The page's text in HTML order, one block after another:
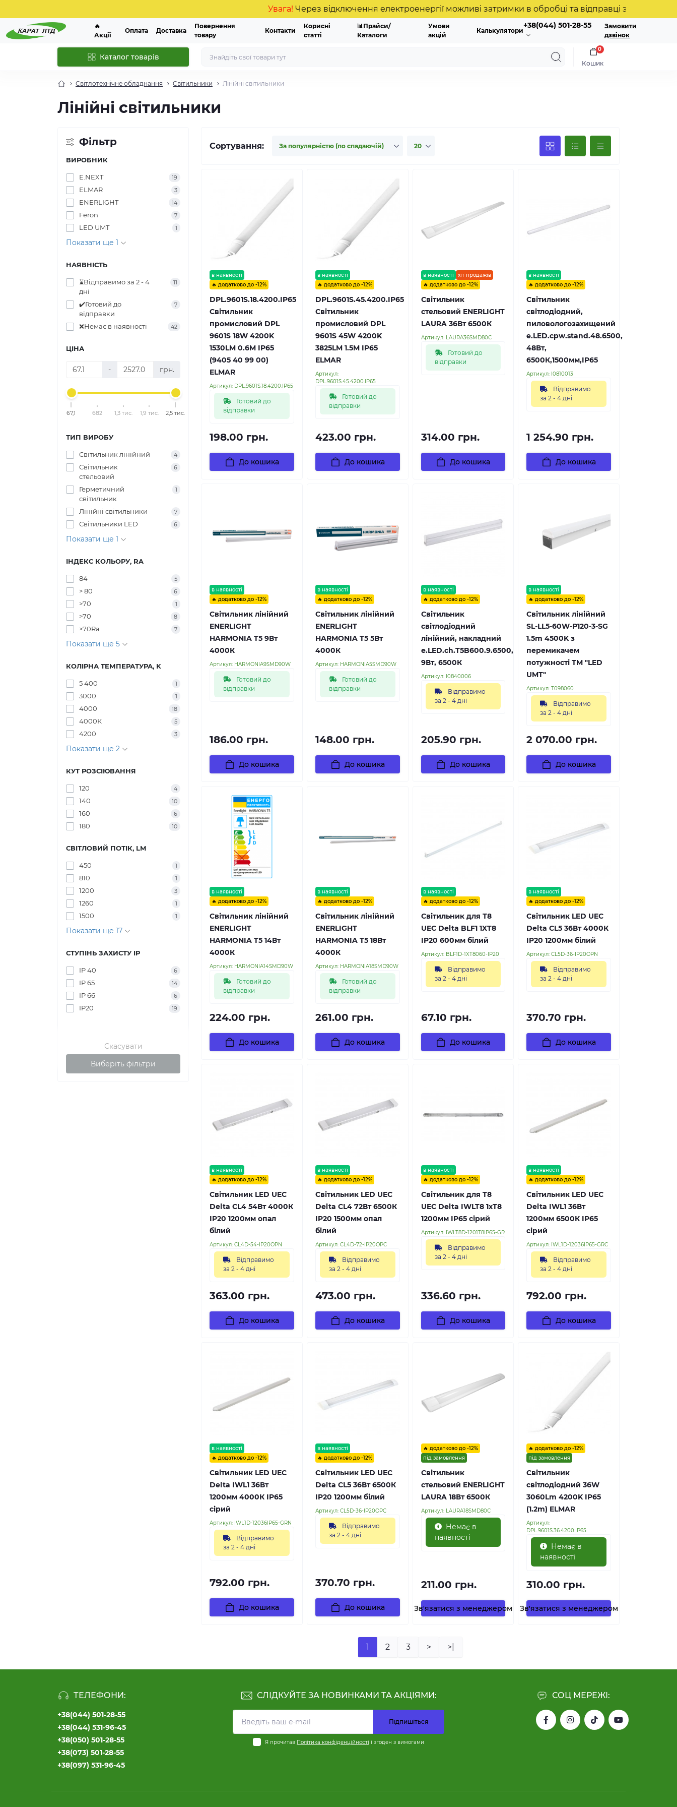
Увага!Через відключення електроенергії можливі затримки в обробці та відправці замовлень.
🔥
Акції
Оплата Доставка
Повернення
товару
Контакти
Корисні
статті
📊Прайси/
Каталоги
Умови
акцій
Калькулятори
+38(044) 501-28-55
Замовити
дзвінок
Каталог товарів
Кошик
0
Світлотехнічне обладнання Світильники Лінійні світильники
Лінійні світильники
Фільтр
ВИРОБНИК
E.NEXT 19
ELMAR 3
ENERLIGHT 14
Feron 7
LED UMT 1
Показати ще 1
НАЯВНІСТЬ
⌛Відправимо за 2 - 4
дні
11
✔️Готовий до
відправки
7
❌Немає в наявності 42
ЦІНА
- грн.
67,1 682 1,3 тис. 1,9 тис. 2,5 тис.
ТИП ВИРОБУ
Cвітильник лінійний 4
Cвітильник
стельовий
6
Герметичний
світильник
1
Лінійні світильники 7
Світильники LED 6
Показати ще 1
ІНДЕКС КОЛЬОРУ, RA
84 5
> 80 6
>70 1
>70 8
>70Ra 7
Показати ще 5
КОЛІРНА ТЕМПЕРАТУРА, K
5 400 1
3000 1
4000 18
4000К 5
4200 3
Показати ще 2
КУТ РОЗСІЮВАННЯ
120 4
140 10
160 6
180 10
СВІТЛОВИЙ ПОТІК, LM
450 1
810 1
1200 3
1260 1
1500 1
Показати ще 17
СТУПІНЬ ЗАХИСТУ IP
IP 40 6
IP 65 14
IP 66 6
IP20 19
Скасувати
Виберіть фільтри
Сортування:
в наявності
🔥 додатково до -12%
DPL.9601S.18.4200.IP65
Світильник
промисловий DPL
9601S 18W 4200K
1530LM 0.6M IP65
(9405 40 99 00)
ELMAR
Артикул: DPL.9601S.18.4200.IP65
Готовий до
відправки
198.00 грн.
До кошика
в наявності
🔥 додатково до -12%
DPL.9601S.45.4200.IP65
Світильник
промисловий DPL
9601S 45W 4200K
3825LM 1.5M IP65
ELMAR
Артикул:
DPL.9601S.45.4200.IP65
Готовий до
відправки
423.00 грн.
До кошика
в наявності
хіт продажів
🔥 додатково до -12%
Cвітильник
стельовий ENERLIGHT
LAURA 36Вт 6500К
Артикул: LAURA36SMD80С
Готовий до
відправки
314.00 грн.
До кошика
в наявності
🔥 додатково до -12%
Світильник
світлодіодний,
пиловологозахищений
e.LED.cpw.stand.48.6500,
48Вт,
6500К,1500мм,IP65
Артикул: l0810013
Відправимо
за 2 - 4 дні
1 254.90 грн.
До кошика
в наявності
🔥 додатково до -12%
Cвітильник лінійний
ENERLIGHT
HARMONIA T5 9Вт
4000К
Артикул: HARMONIA9SMD90W
Готовий до
відправки
186.00 грн.
До кошика
в наявності
🔥 додатково до -12%
Cвітильник лінійний
ENERLIGHT
HARMONIA T5 5Вт
4000К
Артикул: HARMONIA5SMD90W
Готовий до
відправки
148.00 грн.
До кошика
в наявності
🔥 додатково до -12%
Світильник
світлодіодний
лінійний, накладний
e.LED.сh.T5B600.9.6500,
9Вт, 6500К
Артикул: l0840006
Відправимо
за 2 - 4 дні
205.90 грн.
До кошика
в наявності
🔥 додатково до -12%
Світильник лінійний
SL-LL5-60W-P120-3-SG
1.5m 4500K з
перемикачем
потужності ТМ "LED
UMT"
Артикул:Т098060
Відправимо
за 2 - 4 дні
2 070.00 грн.
До кошика
в наявності
🔥 додатково до -12%
Cвітильник лінійний
ENERLIGHT
HARMONIA T5 14Вт
4000К
Артикул: HARMONIA14SMD90W
Готовий до
відправки
224.00 грн.
До кошика
в наявності
🔥 додатково до -12%
Cвітильник лінійний
ENERLIGHT
HARMONIA T5 18Вт
4000К
Артикул: HARMONIA18SMD90W
Готовий до
відправки
261.00 грн.
До кошика
в наявності
🔥 додатково до -12%
Світильник для Т8
UEC Delta BLF1 1XT8
IP20 600мм білий
Артикул: BLF1D-1XT8060-IP20
Відправимо
за 2 - 4 дні
67.10 грн.
До кошика
в наявності
🔥 додатково до -12%
Світильник LED UEC
Delta CL5 36Вт 4000К
IP20 1200мм білий
Артикул:CL5D-36-IP20OPN
Відправимо
за 2 - 4 дні
370.70 грн.
До кошика
в наявності
🔥 додатково до -12%
Світильник LED UEC
Delta CL4 54Вт 4000К
IP20 1200мм опал
білий
Артикул: CL4D-54-IP20OPN
Відправимо
за 2 - 4 дні
363.00 грн.
До кошика
в наявності
🔥 додатково до -12%
Світильник LED UEC
Delta CL4 72Вт 6500К
IP20 1500мм опал
білий
Артикул: CL4D-72-IP20OPC
Відправимо
за 2 - 4 дні
473.00 грн.
До кошика
в наявності
🔥 додатково до -12%
Світильник для T8
UEC Delta IWLT8 1xT8
1200мм IP65 сірий
Артикул: IWLT8D-1201T8IP65-GR
Відправимо
за 2 - 4 дні
336.60 грн.
До кошика
в наявності
🔥 додатково до -12%
Світильник LED UEC
Delta IWL1 36Вт
1200мм 6500К IP65
сірий
Артикул: IWL1D-12036IP65-GRC
Відправимо
за 2 - 4 дні
792.00 грн.
До кошика
в наявності
🔥 додатково до -12%
Світильник LED UEC
Delta IWL1 36Вт
1200мм 4000К IP65
сірий
Артикул: IWL1D-12036IP65-GRN
Відправимо
за 2 - 4 дні
792.00 грн.
До кошика
в наявності
🔥 додатково до -12%
Світильник LED UEC
Delta CL5 36Вт 6500К
IP20 1200мм білий
Артикул: CL5D-36-IP20OPC
Відправимо
за 2 - 4 дні
370.70 грн.
До кошика
🔥 додатково до -12%
під замовлення
Cвітильник
стельовий ENERLIGHT
LAURA 18Вт 6500К
Артикул: LAURA18SMD80С
Немає в
наявності
211.00 грн.
Зв'язатися з менеджером
🔥 додатково до -12%
під замовлення
Світильник
світлодіодний 36W
3060Lm 4200K IP65
(1.2m) ELMAR
Артикул:
DPL.9601S.36.4200.IP65
Немає в
наявності
310.00 грн.
Зв'язатися з менеджером
1 2 3 > >|
ТЕЛЕФОНИ:
+38(044) 501-28-55
+38(044) 531-96-45
+38(050) 501-28-55
+38(073) 501-28-55
+38(097) 531-96-45
СОЦ МЕРЕЖІ:
СЛІДКУЙТЕ ЗА НОВИНКАМИ ТА АКЦІЯМИ:
Підпишіться
Я прочитав Політика конфіденційності і згоден з вимогами